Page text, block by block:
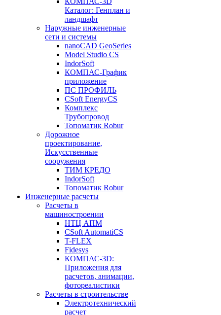
Каталог: Генплан и
ландшафт
Наружные инженерные
сети и системы
nanoCAD GeoSeries
Model Studio CS
IndorSoft
КОМПАС-График
приложение
ПС ПРОФИЛЬ
CSoft EnergyCS
Комплекс
Трубопровод
Топоматик Robur
Дорожное
проектирование,
Искусственные
сооружения
ТИМ КРЕДО
IndorSoft
Топоматик Robur
Инженерные расчеты
Расчеты в
машиностроении
НТЦ АПМ
CSoft AutomatiCS
T-FLEX
Fidesys
КОМПАС-3D:
Приложения для
расчетов, анимации,
фотореалистики
Расчеты в строительстве
Электротехнический
расчет